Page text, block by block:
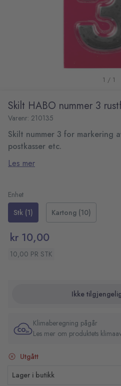
1 / 1
Skilt HABO nummer 3
Varenr: 210135
Skilt nummer 3 for markering
postkasser etc.
Selvklebende 3M tape som
som stål, glass, plast, postkasser
Farge: sort
Les mer
Enhet
Stk (1)
Kartong (10)
kr 10,00
10,00 PR STK
Ikke
Klimaberegning pågår
Les mer om produktets
Utgått
Lager i butikk